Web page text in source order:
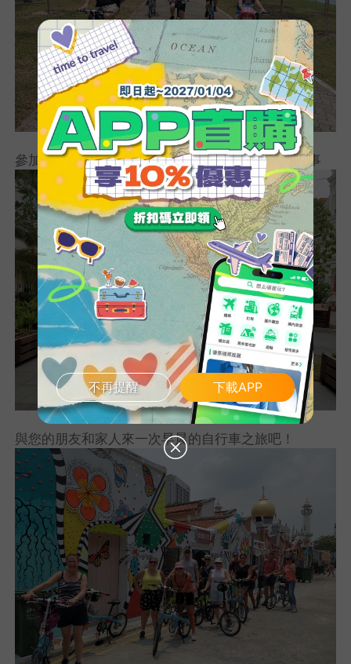
參加新加坡（獅城）導覽之旅，聆聽引人入勝的故事
與您的朋友和家人來一次早晨的自行車之旅吧！
不再提醒 下載APP